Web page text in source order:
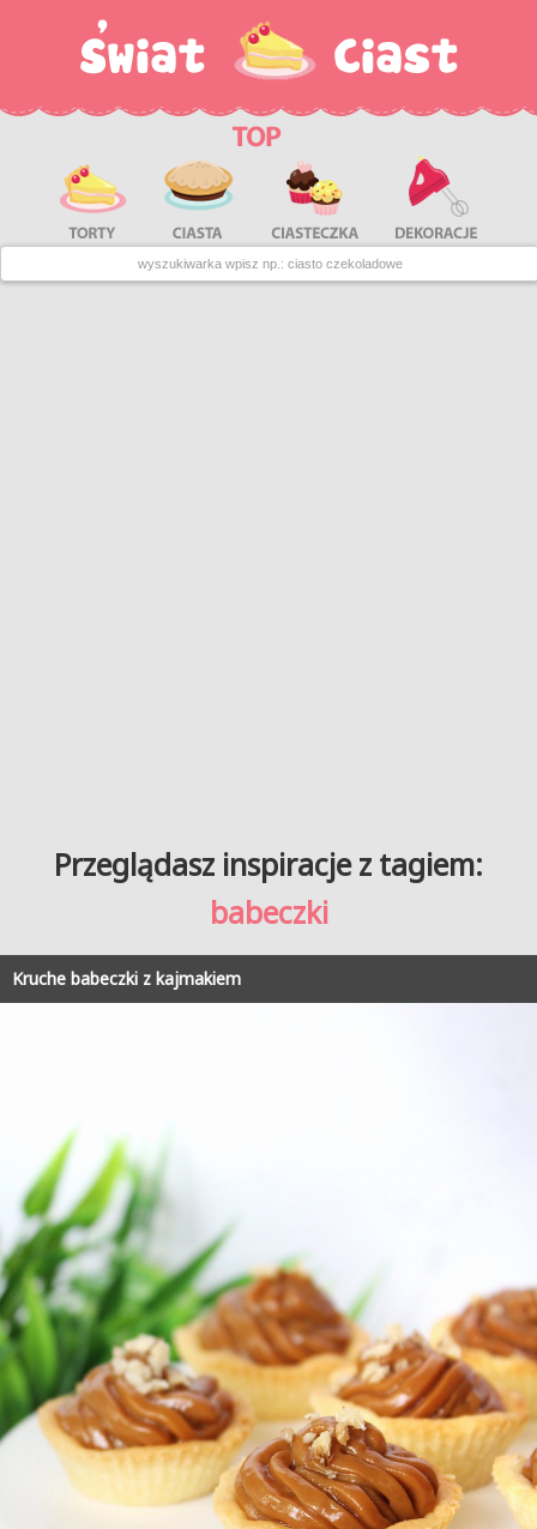
Przeglądasz inspiracje z tagiem:
babeczki
Kruche babeczki z kajmakiem